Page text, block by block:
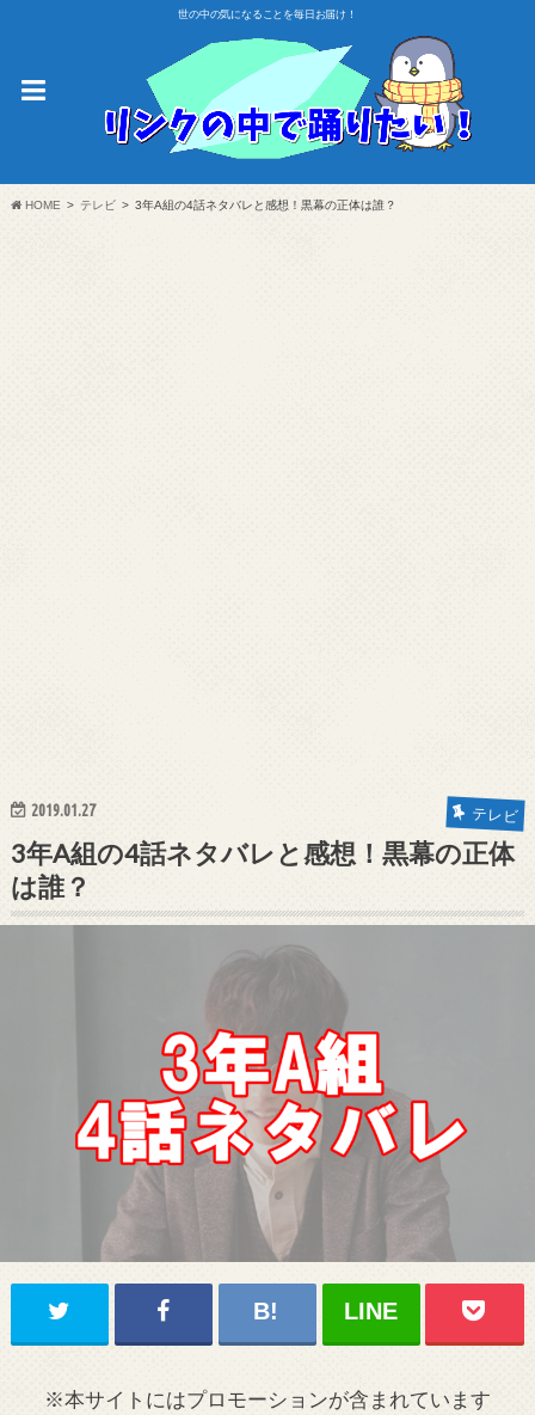
世の中の気になることを毎日お届け！
HOME テレビ 3年A組の4話ネタバレと感想！黒幕の正体は誰？
2019.01.27 テレビ
3年A組の4話ネタバレと感想！黒幕の正体
は誰？
※本サイトにはプロモーションが含まれています